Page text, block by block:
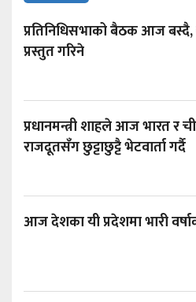
प्रतिनिधिसभाको बैठक आज
प्रस्तुत गरिने
प्रधानमन्त्री शाहले आज भारत र
राजदूतसँग छुट्टाछुट्टै भेटवार्ता गर्दै
आज देशका यी प्रदेशमा भारी